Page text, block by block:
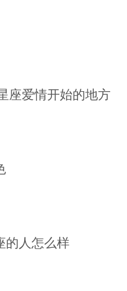
座爱情开始的地方
的人怎么样